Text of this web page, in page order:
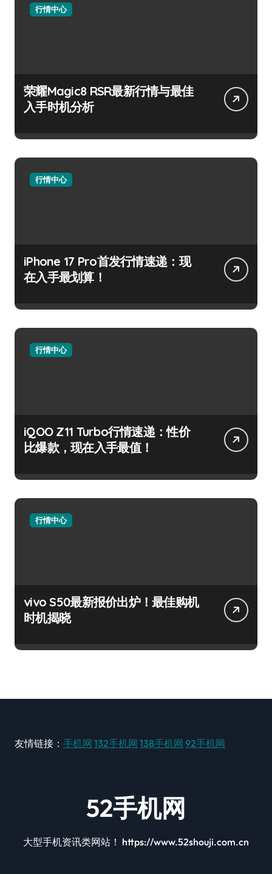
行情中心
荣耀Magic8 RSR最新行情与最佳
入手时机分析
行情中心
iPhone 17 Pro首发行情速递：现
在入手最划算！
行情中心
iQOO Z11 Turbo行情速递：性价
比爆款，现在入手最值！
行情中心
vivo S50最新报价出炉！最佳购机
时机揭晓
友情链接： 手机网 132手机网 138手机网 92手机网
52手机网
大型手机资讯类网站！ https://www.52shouji.com.cn